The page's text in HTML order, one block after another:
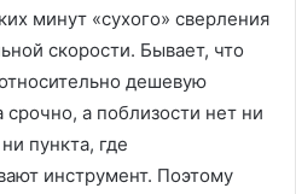
минут «сухого» сверления
скорости. Бывает, что
дешевую
срочно, а поблизости нет ни
пункта, где
инструмент. Поэтому